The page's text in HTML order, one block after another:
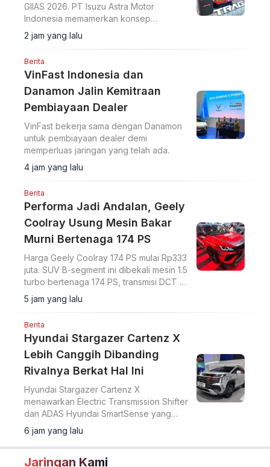
GIIAS 2026. PT Isuzu Astra Motor
Indonesia memamerkan konsep
modifikasi pikap ringan menjadi ruang
usaha bergerak di ajang GIIAS 2026.
2 jam yang lalu
Berita
VinFast Indonesia dan
Danamon Jalin Kemitraan
Pembiayaan Dealer
VinFast bekerja sama dengan Danamon
untuk pembiayaan dealer demi
memperluas jaringan yang telah ada.
4 jam yang lalu
Berita
Performa Jadi Andalan, Geely
Coolray Usung Mesin Bakar
Murni Bertenaga 174 PS
Harga Geely Coolray 174 PS mulai Rp333
juta. SUV B-segment ini dibekali mesin 1.5
turbo bertenaga 174 PS, transmisi DCT 7
percepatan, akselerasi 0-100 km/jam
dalam 7,6 detik, serta ADAS Level 2.
5 jam yang lalu
Berita
Hyundai Stargazer Cartenz X
Lebih Canggih Dibanding
Rivalnya Berkat Hal Ini
Hyundai Stargazer Cartenz X
menawarkan Electric Transmission Shifter
dan ADAS Hyundai SmartSense yang
lebih lengkap. Simak harga Hyundai
Stargazer Cartenz X terbaru mulai Rp350
juta di artikel ini.
6 jam yang lalu
Jaringan Kami